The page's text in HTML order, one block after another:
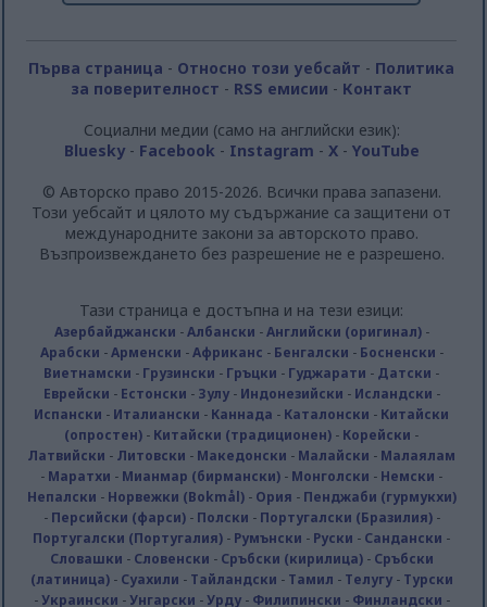
Първа страница - Относно този уебсайт - Политика
за поверителност - RSS емисии - Контакт
Социални медии (само на английски език):
Bluesky- Facebook - Instagram - X- YouTube
© Авторско право 2015-2026. Всички права запазени.
Този уебсайт и цялото му съдържание са защитени от
международните закони за авторското право.
Възпроизвеждането без разрешение не е разрешено.
Тази страница е достъпна и на тези езици:
Азербайджански -Албански -Английски (оригинал)-
Арабски -Арменски -Африканс - Бенгалски - Босненски -
Виетнамски - Грузински - Гръцки - Гуджарати - Датски -
Еврейски - Естонски - Зулу- Индонезийски - Исландски -
Испански - Италиански - Каннада - Каталонски - Китайски
(опростен) - Китайски (традиционен) - Корейски -
Латвийски - Литовски - Македонски - Малайски - Малаялам
- Маратхи - Мианмар (бирмански) - Монголски - Немски -
Непалски - Норвежки (Bokmål)- Ория - Пенджаби (гурмукхи)
- Персийски (фарси)- Полски - Португалски (Бразилия)-
Португалски (Португалия) - Румънски - Руски - Сандански -
Словашки - Словенски - Сръбски (кирилица)- Сръбски
(латиница)- Суахили - Тайландски - Тамил - Телугу- Турски
-Украински -Унгарски -Урду- Филипински - Финландски -